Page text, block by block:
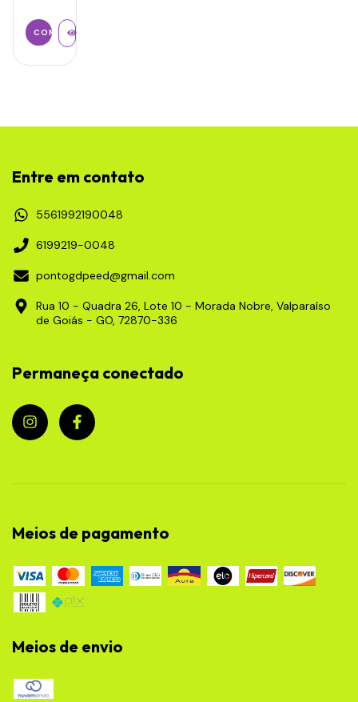
Entre em contato
5561992190048
6199219-0048
pontogdpeed@gmail.com
Rua 10 - Quadra 26, Lote 10 - Morada Nobre, Valparaíso
de Goiás - GO, 72870-336
Permaneça conectado
Meios de pagamento
Meios de envio